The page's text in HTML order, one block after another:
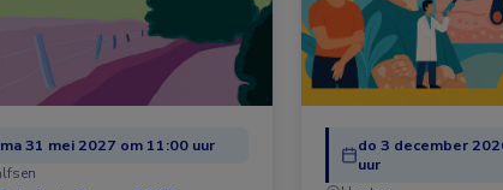
ma 31 mei 2027 om 11:00 uur
do 3 december
uur